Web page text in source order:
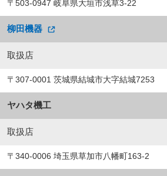
〒503-0947 岐阜県大垣市浅草3-22
柳田機器
取扱店
〒307-0001 茨城県結城市大字結城7253
ヤハタ機工
取扱店
〒340-0006 埼玉県草加市八幡町163-2